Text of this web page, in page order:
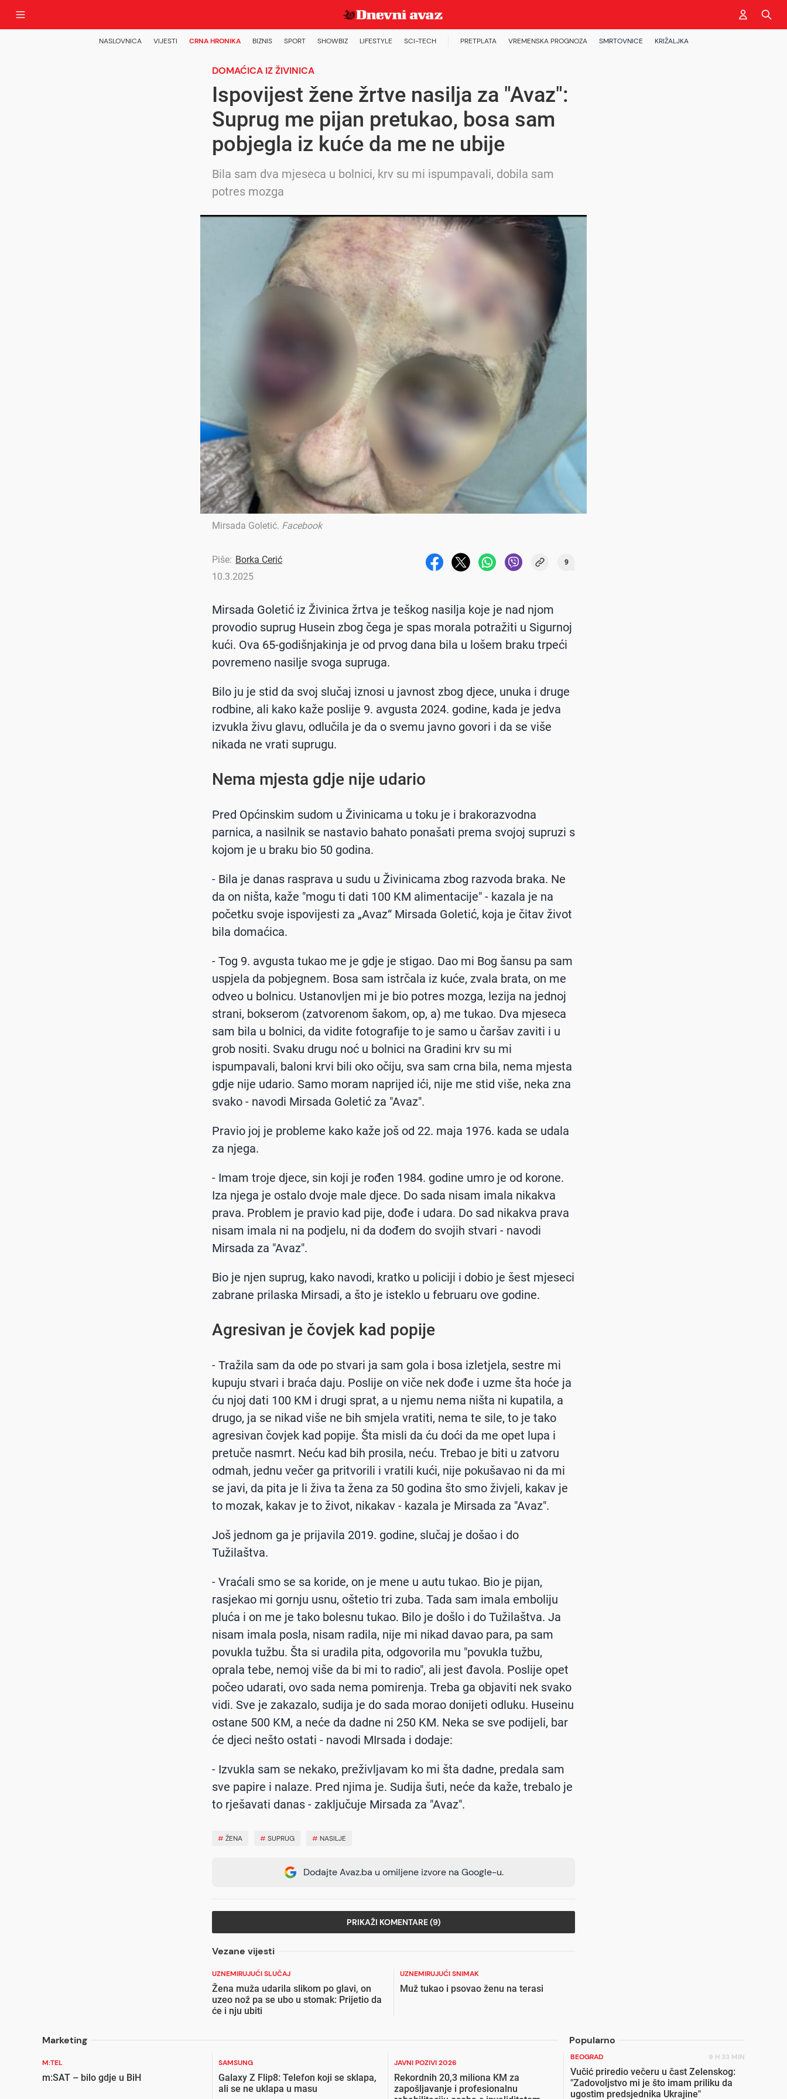
NASLOVNICA VIJESTI CRNA HRONIKA BIZNIS SPORT SHOWBIZ LIFESTYLE SCI-TECH PRETPLATA VREMENSKA PROGNOZA SMRTOVNICE KRIŽALJKA
DOMAĆICA IZ ŽIVINICA
Ispovijest žene žrtve nasilja za "Avaz":
Suprug me pijan pretukao, bosa sam
pobjegla iz kuće da me ne ubije
Bila sam dva mjeseca u bolnici, krv su mi ispumpavali, dobila sam
potres mozga
Mirsada Goletić. Facebook
Piše: Borka Cerić
10.3.2025
9
Mirsada Goletić iz Živinica žrtva je teškog nasilja koje je nad njom
provodio suprug Husein zbog čega je spas morala potražiti u Sigurnoj
kući. Ova 65-godišnjakinja je od prvog dana bila u lošem braku trpeći
povremeno nasilje svoga supruga.
Bilo ju je stid da svoj slučaj iznosi u javnost zbog djece, unuka i druge
rodbine, ali kako kaže poslije 9. avgusta 2024. godine, kada je jedva
izvukla živu glavu, odlučila je da o svemu javno govori i da se više
nikada ne vrati suprugu.
Nema mjesta gdje nije udario
Pred Općinskim sudom u Živinicama u toku je i brakorazvodna
parnica, a nasilnik se nastavio bahato ponašati prema svojoj supruzi s
kojom je u braku bio 50 godina.
- Bila je danas rasprava u sudu u Živinicama zbog razvoda braka. Ne
da on ništa, kaže "mogu ti dati 100 KM alimentacije" - kazala je na
početku svoje ispovijesti za „Avaz“ Mirsada Goletić, koja je čitav život
bila domaćica.
- Tog 9. avgusta tukao me je gdje je stigao. Dao mi Bog šansu pa sam
uspjela da pobjegnem. Bosa sam istrčala iz kuće, zvala brata, on me
odveo u bolnicu. Ustanovljen mi je bio potres mozga, lezija na jednoj
strani, bokserom (zatvorenom šakom, op, a) me tukao. Dva mjeseca
sam bila u bolnici, da vidite fotografije to je samo u čaršav zaviti i u
grob nositi. Svaku drugu noć u bolnici na Gradini krv su mi
ispumpavali, baloni krvi bili oko očiju, sva sam crna bila, nema mjesta
gdje nije udario. Samo moram naprijed ići, nije me stid više, neka zna
svako - navodi Mirsada Goletić za "Avaz".
Pravio joj je probleme kako kaže još od 22. maja 1976. kada se udala
za njega.
- Imam troje djece, sin koji je rođen 1984. godine umro je od korone.
Iza njega je ostalo dvoje male djece. Do sada nisam imala nikakva
prava. Problem je pravio kad pije, dođe i udara. Do sad nikakva prava
nisam imala ni na podjelu, ni da dođem do svojih stvari - navodi
Mirsada za "Avaz".
Bio je njen suprug, kako navodi, kratko u policiji i dobio je šest mjeseci
zabrane prilaska Mirsadi, a što je isteklo u februaru ove godine.
Agresivan je čovjek kad popije
- Tražila sam da ode po stvari ja sam gola i bosa izletjela, sestre mi
kupuju stvari i braća daju. Poslije on viče nek dođe i uzme šta hoće ja
ću njoj dati 100 KM i drugi sprat, a u njemu nema ništa ni kupatila, a
drugo, ja se nikad više ne bih smjela vratiti, nema te sile, to je tako
agresivan čovjek kad popije. Šta misli da ću doći da me opet lupa i
pretuče nasmrt. Neću kad bih prosila, neću. Trebao je biti u zatvoru
odmah, jednu večer ga pritvorili i vratili kući, nije pokušavao ni da mi
se javi, da pita je li živa ta žena za 50 godina što smo živjeli, kakav je
to mozak, kakav je to život, nikakav - kazala je Mirsada za "Avaz".
Još jednom ga je prijavila 2019. godine, slučaj je došao i do
Tužilaštva.
- Vraćali smo se sa koride, on je mene u autu tukao. Bio je pijan,
rasjekao mi gornju usnu, oštetio tri zuba. Tada sam imala emboliju
pluća i on me je tako bolesnu tukao. Bilo je došlo i do Tužilaštva. Ja
nisam imala posla, nisam radila, nije mi nikad davao para, pa sam
povukla tužbu. Šta si uradila pita, odgovorila mu "povukla tužbu,
oprala tebe, nemoj više da bi mi to radio", ali jest đavola. Poslije opet
počeo udarati, ovo sada nema pomirenja. Treba ga objaviti nek svako
vidi. Sve je zakazalo, sudija je do sada morao donijeti odluku. Huseinu
ostane 500 KM, a neće da dadne ni 250 KM. Neka se sve podijeli, bar
će djeci nešto ostati - navodi MIrsada i dodaje:
- Izvukla sam se nekako, preživljavam ko mi šta dadne, predala sam
sve papire i nalaze. Pred njima je. Sudija šuti, neće da kaže, trebalo je
to rješavati danas - zaključuje Mirsada za "Avaz".
#ŽENA #SUPRUG # NASILJE
Dodajte Avaz.ba u omiljene izvore na Google-u.
PRIKAŽI KOMENTARE (9)
Vezane vijesti
UZNEMIRUJUĆI SLUČAJ
Žena muža udarila slikom po glavi, on
uzeo nož pa se ubo u stomak: Prijetio da
će i nju ubiti
UZNEMIRUJUĆI SNIMAK
Muž tukao i psovao ženu na terasi
Marketing Popularno
M:TEL
m:SAT – bilo gdje u BiH
SAMSUNG
Galaxy Z Flip8: Telefon koji se sklapa,
ali se ne uklapa u masu
JAVNI POZIVI 2026
Rekordnih 20,3 miliona KM za
zapošljavanje i profesionalnu
BEOGRAD 9 H 33 MIN
Vučić priredio večeru u čast Zelenskog:
"Zadovoljstvo mi je što imam priliku da
ugostim predsjednika Ukrajine"